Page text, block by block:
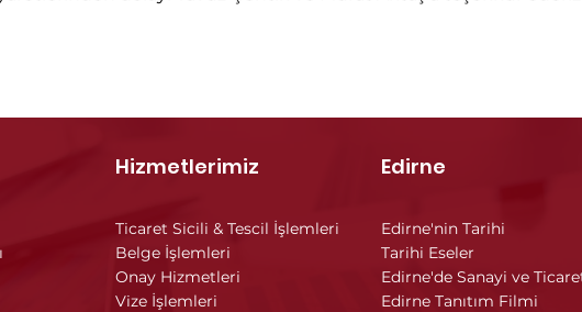
Hizmetlerimiz Edirne
Ticaret Sicili & Tescil İşlemleri
Belge İşlemleri
Onay Hizmetleri
Vize İşlemleri
Edirne'nin Tarihi
Tarihi Eseler
Edirne'de Sanayi ve
Edirne Tanıtım Filmi